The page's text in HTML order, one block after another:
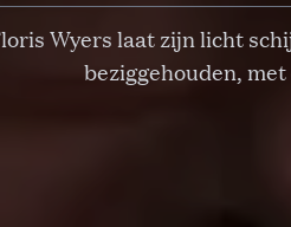
Wyers laat zijn licht
beziggehouden,